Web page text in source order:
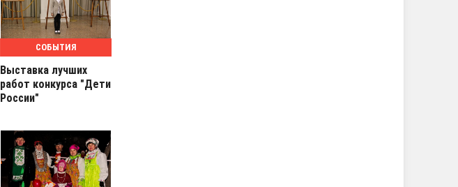
СОБЫТИЯ
Выставка лучших
работ конкурса "Дети
России"